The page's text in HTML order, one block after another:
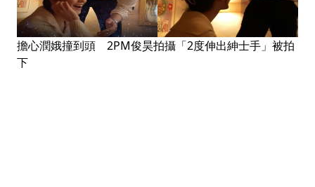
擔心潤娥撞到頭 2PM俊昊拍攝「2度伸出紳士手」被拍
下